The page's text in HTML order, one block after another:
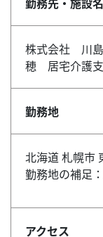
株式会社 川
穂 居宅介護
勤務地
北海道 札幌市
勤務地の補足
アクセス